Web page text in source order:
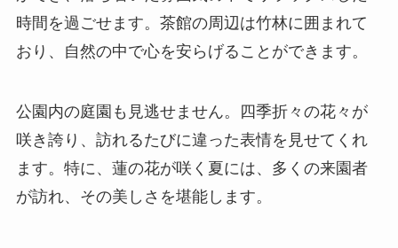
時間を過ごせます。茶館の周辺は竹林に囲まれて
おり、自然の中で心を安らげることができます。
公園内の庭園も見逃せません。四季折々の花々が
咲き誇り、訪れるたびに違った表情を見せてくれ
ます。特に、蓮の花が咲く夏には、多くの来園者
が訪れ、その美しさを堪能します。